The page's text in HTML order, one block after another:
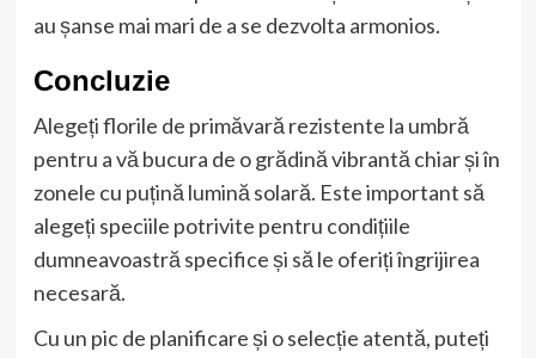
au șanse mai mari de a se dezvolta armonios.
Concluzie
Alegeți florile de primăvară rezistente la umbră
pentru a vă bucura de o grădină vibrantă chiar și în
zonele cu puțină lumină solară. Este important să
alegeți speciile potrivite pentru condițiile
dumneavoastră specifice și să le oferiți îngrijirea
necesară.
Cu un pic de planificare și o selecție atentă, puteți